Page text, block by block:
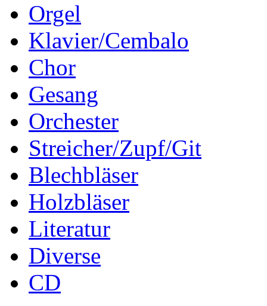
Orgel
Klavier/Cembalo
Chor
Gesang
Orchester
Streicher/Zupf/Git
Blechbläser
Holzbläser
Literatur
Diverse
CD